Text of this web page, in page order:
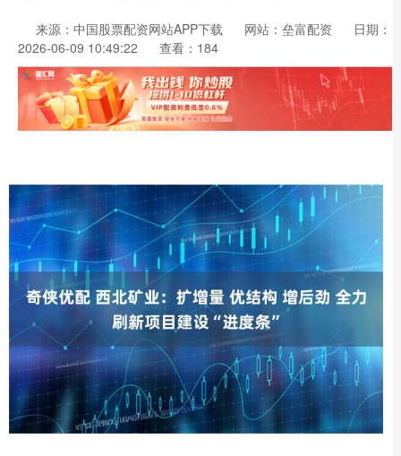
来源：中国股票配资网站APP下载 网站：垒富配资
日期：
2026-06-09 10:49:22
查看：184